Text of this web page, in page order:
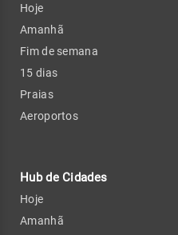
Hoje
Amanhã
Fim de semana
15 dias
Praias
Aeroportos
Hub de Cidades
Hoje
Amanhã